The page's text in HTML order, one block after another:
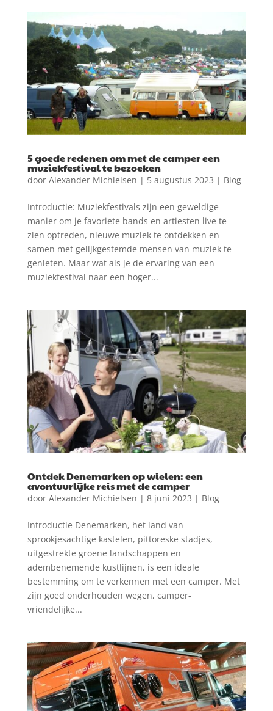
5 goede redenen om met de camper een
muziekfestival te bezoeken
door Alexander Michielsen | 5 augustus 2023 | Blog
Introductie: Muziekfestivals zijn een geweldige
manier om je favoriete bands en artiesten live te
zien optreden, nieuwe muziek te ontdekken en
samen met gelijkgestemde mensen van muziek te
genieten. Maar wat als je de ervaring van een
muziekfestival naar een hoger...
Ontdek Denemarken op wielen: een
avontuurlijke reis met de camper
door Alexander Michielsen | 8 juni 2023 | Blog
Introductie Denemarken, het land van
sprookjesachtige kastelen, pittoreske stadjes,
uitgestrekte groene landschappen en
adembenemende kustlijnen, is een ideale
bestemming om te verkennen met een camper. Met
zijn goed onderhouden wegen, camper-
vriendelijke...